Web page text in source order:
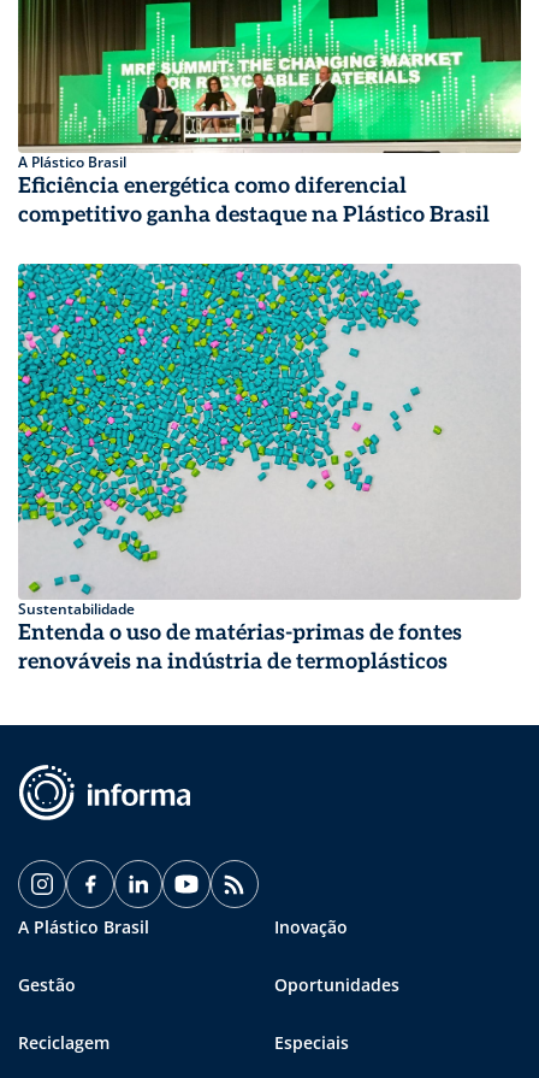
A Plástico Brasil
Eficiência energética como diferencial
competitivo ganha destaque na Plástico Brasil
Sustentabilidade
Entenda o uso de matérias-primas de fontes
renováveis na indústria de termoplásticos
A Plástico Brasil Inovação
Gestão Oportunidades
Reciclagem Especiais